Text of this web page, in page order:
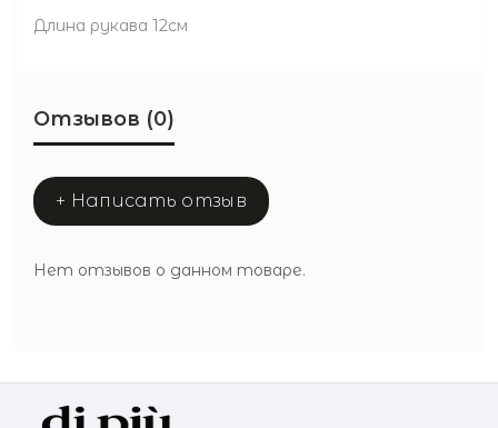
Длина рукава 12см
Отзывов (0)
+ Написать отзыв
Нет отзывов о данном товаре.